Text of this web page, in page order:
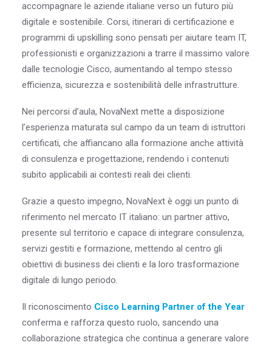
accompagnare le aziende italiane verso un futuro più
digitale e sostenibile. Corsi, itinerari di certificazione e
programmi di upskilling sono pensati per aiutare team IT,
professionisti e organizzazioni a trarre il massimo valore
dalle tecnologie Cisco, aumentando al tempo stesso
efficienza, sicurezza e sostenibilità delle infrastrutture.
Nei percorsi d’aula, NovaNext mette a disposizione
l’esperienza maturata sul campo da un team di istruttori
certificati, che affiancano alla formazione anche attività
di consulenza e progettazione, rendendo i contenuti
subito applicabili ai contesti reali dei clienti.
Grazie a questo impegno, NovaNext è oggi un punto di
riferimento nel mercato IT italiano: un partner attivo,
presente sul territorio e capace di integrare consulenza,
servizi gestiti e formazione, mettendo al centro gli
obiettivi di business dei clienti e la loro trasformazione
digitale di lungo periodo.
Il riconoscimento Cisco Learning Partner of the Year
conferma e rafforza questo ruolo, sancendo una
collaborazione strategica che continua a generare valore